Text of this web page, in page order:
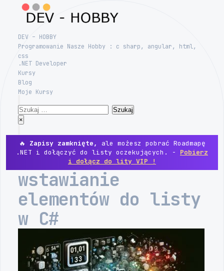
DEV – HOBBY
Programowanie Nasze Hobby : c sharp, angular, html,
css
.NET Developer
Kursy
Blog
Moje Kursy
Szukaj:
Close
×
🔥 Zapisy zamknięte, ale możesz pobrać Roadmapę
.NET i dołączyć do listy oczekujących. - Pobierz
i dołącz do lity VIP !
wstawianie
elementów do listy
w C#